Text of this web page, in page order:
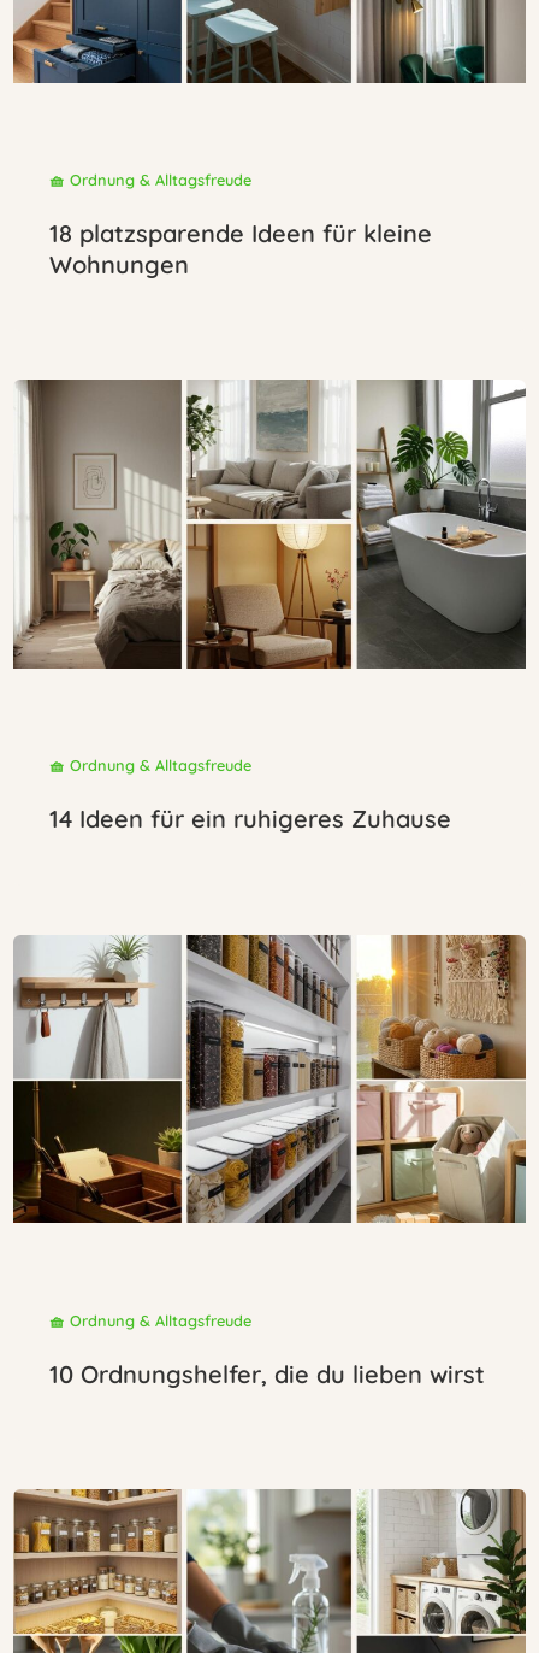
🧺 Ordnung & Alltagsfreude
18 platzsparende Ideen für kleine
Wohnungen
🧺 Ordnung & Alltagsfreude
14 Ideen für ein ruhigeres Zuhause
🧺 Ordnung & Alltagsfreude
10 Ordnungshelfer, die du lieben wirst